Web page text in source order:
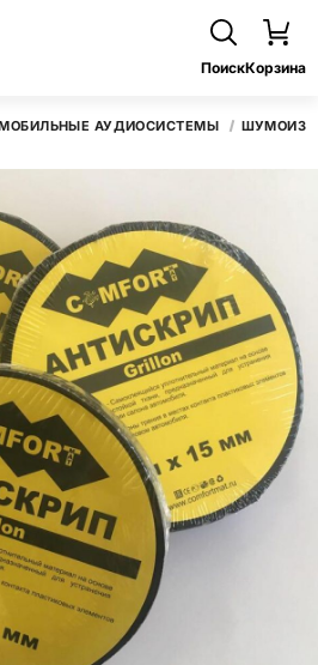
ПоискКорзина
АУДИОСИСТЕМЫ